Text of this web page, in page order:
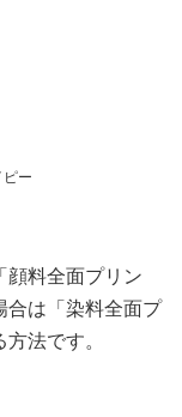
ー
顔料全面プリン
合は「染料全面プ
法です。